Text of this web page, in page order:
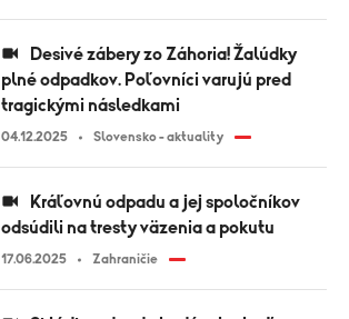
plné odpadkov. Poľovníci varujú pred
tragickými následkami
04.12.2025 Slovensko - aktuality
odsúdili na tresty väzenia a pokutu
17.06.2025 Zahraničie